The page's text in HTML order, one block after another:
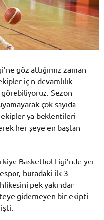
göz attığımız zaman
için devamlılık
Sezon
çok sayıda
ekipler ya beklentileri
her şeye en baştan
Basketbol Ligi’nde yer
buradaki ilk 3
pek yakından
gidemeyen bir ekipti.